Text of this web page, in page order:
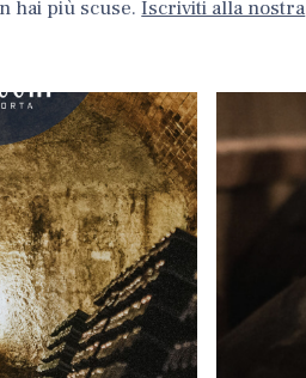
hai più scuse.Iscriviti alla nostra